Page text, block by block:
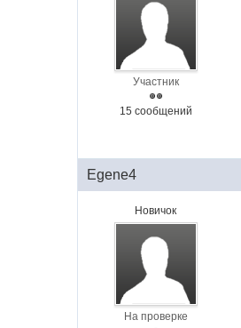
Участник
15 сообщений
Egene4
Новичок
На проверке